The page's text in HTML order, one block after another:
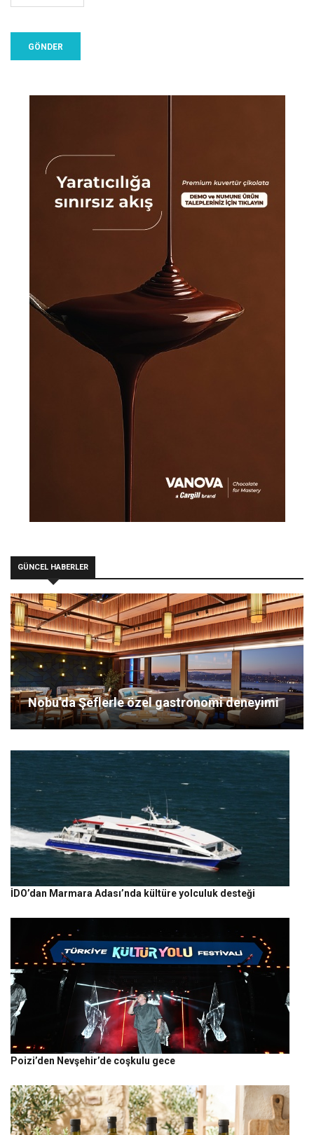
GÜNCEL HABERLER
Nobu’da Şeflerle özel gastronomi deneyimi
İDO’dan Marmara Adası’nda kültüre yolculuk desteği
Poizi’den Nevşehir’de coşkulu gece